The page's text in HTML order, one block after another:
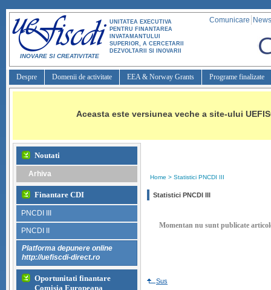
INOVARE SI CREATIVITATE
UNITATEA EXECUTIVA
PENTRU FINANTAREA
INVATAMANTULUI
SUPERIOR, A CERCETARII
DEZVOLTARII SI INOVARII
Comunicare
Despre Domenii de activitate EEA & Norway Grants Programe finalizate
Aceasta este versiunea veche a site-ului
Noutati
Arhiva
Finantare CDI
PNCDI III
PNCDI II
Platforma depunere online
http://uefiscdi-direct.ro
Oportunitati finantare
Comisia Europeana
Home > Statistici PNCDI III
Statistici PNCDI III
Momentan nu sunt publicate
Sus